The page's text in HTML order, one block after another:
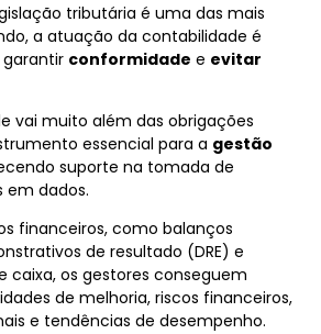
tributária é uma das mais
a atuação da contabilidade é
garantir conformidade e evitar
vai muito além das obrigações
essencial para a gestão
suporte na tomada de
em dados.
financeiros, como balanços
de resultado (DRE) e
caixa, os gestores conseguem
de melhoria, riscos financeiros,
e tendências de desempenho.